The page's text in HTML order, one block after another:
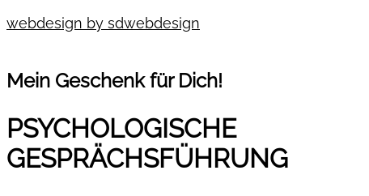
webdesign by sdwebdesign
Mein Geschenk für Dich!
PSYCHOLOGISCHE
GESPRÄCHSFÜHRUNG